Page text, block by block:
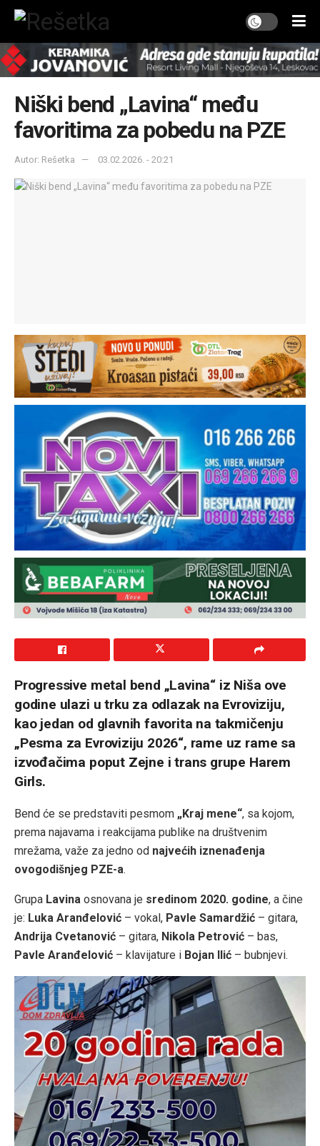
Niški bend „Lavina“ među
favoritima za pobedu na PZE
Autor: Rešetka 03.02.2026. - 20:21
Progressive metal bend „Lavina“ iz Niša ove
godine ulazi u trku za odlazak na Evroviziju,
kao jedan od glavnih favorita na takmičenju
„Pesma za Evroviziju 2026“, rame uz rame sa
izvođačima poput Zejne i trans grupe Harem
Girls.
Bend će se predstaviti pesmom „Kraj mene“, sa kojom,
prema najavama i reakcijama publike na društvenim
mrežama, važe za jedno od najvećih iznenađenja
ovogodišnjeg PZE-a.
Grupa Lavina osnovana je sredinom 2020. godine, a čine
je: Luka Aranđelović – vokal, Pavle Samardžić – gitara,
Andrija Cvetanović – gitara, Nikola Petrović – bas,
Pavle Aranđelović – klavijature i Bojan Ilić – bubnjevi.